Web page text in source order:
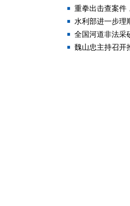
重拳出击查案件
水利部进一步理
全国河道非法采
魏山忠主持召开